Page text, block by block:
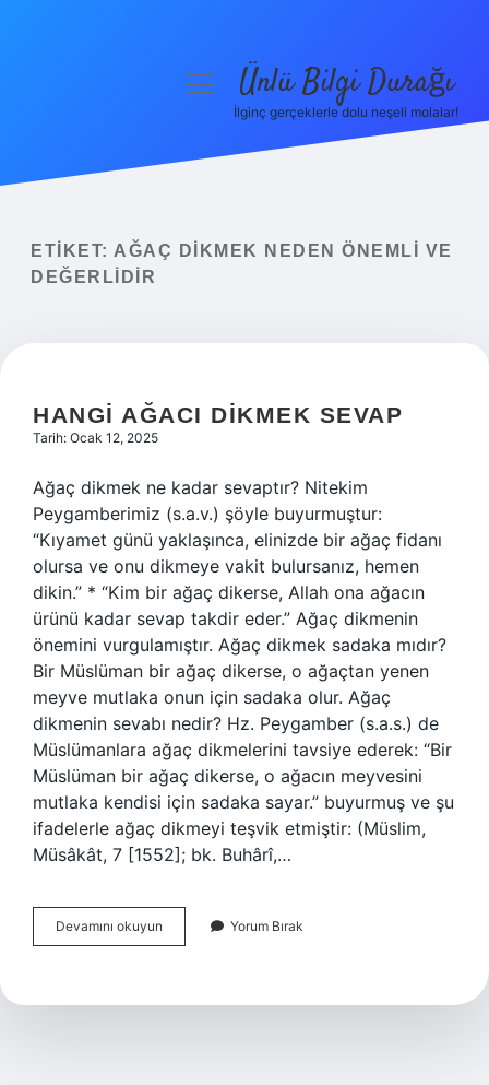
Yasal Uyarı
menüyüÜnlü Bilgi Durağı
İlginç gerçeklerle dolu neşeli molalar!
ETIKET: AĞAÇ DIKMEK NEDEN ÖNEMLI VE
DEĞERLIDIR
HANGI AĞACI DIKMEK SEVAP
Tarih: Ocak 12, 2025
Ağaç dikmek ne kadar sevaptır? Nitekim
Peygamberimiz (s.a.v.) şöyle buyurmuştur:
“Kıyamet günü yaklaşınca, elinizde bir ağaç fidanı
olursa ve onu dikmeye vakit bulursanız, hemen
dikin.” * “Kim bir ağaç dikerse, Allah ona ağacın
ürünü kadar sevap takdir eder.” Ağaç dikmenin
önemini vurgulamıştır. Ağaç dikmek sadaka mıdır?
Bir Müslüman bir ağaç dikerse, o ağaçtan yenen
meyve mutlaka onun için sadaka olur. Ağaç
dikmenin sevabı nedir? Hz. Peygamber (s.a.s.) de
Müslümanlara ağaç dikmelerini tavsiye ederek: “Bir
Müslüman bir ağaç dikerse, o ağacın meyvesini
mutlaka kendisi için sadaka sayar.” buyurmuş ve şu
ifadelerle ağaç dikmeyi teşvik etmiştir: (Müslim,
Müsâkât, 7 [1552]; bk. Buhârî,…
Devamını okuyun
Ağacı
Yorum Bırak